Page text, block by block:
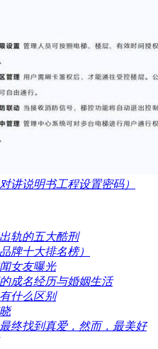
讲说明书工程设置密码）
轨的五大酷刑
牌十大排名榜）
女友曝光
成名经历与婚姻生活
什么区别
终找到真爱，然而，最美好